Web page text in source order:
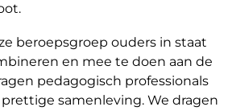
beroepsgroep ouders in staat
en mee te doen aan de
pedagogisch professionals
samenleving. We dragen